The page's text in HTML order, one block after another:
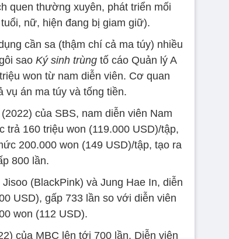
quen thường xuyên, phát triển mối
nữ, hiện đang bị giam giữ).
cần sa (thậm chí cả ma túy) nhiều
saoKý sinh trùngtố cáo Quản lý A
won từ nam diễn viên. Cơ quan
vụ án ma túy và tống tiền.
của SBS, nam diễn viên Nam
160 triệu won (119.000 USD)/tập,
200.000 won (149 USD)/tập, tạo ra
800 lần.
(BlackPink) và Jung Hae In, diễn
USD), gấp 733 lần so với diễn viên
won (112 USD).
của MBC lên tới 700 lần. Diễn viên